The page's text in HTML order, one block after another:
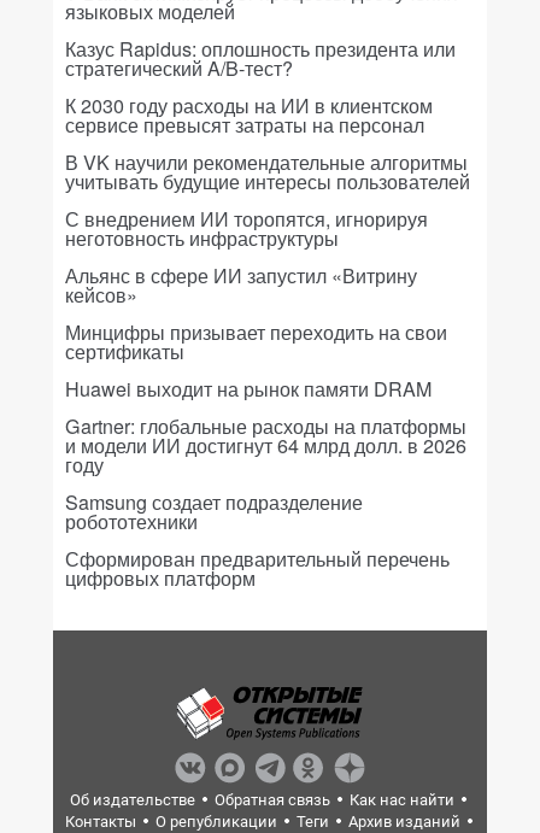
языковых моделей
Казус Rapidus: оплошность президента или
стратегический A/B-тест?
К 2030 году расходы на ИИ в клиентском
сервисе превысят затраты на персонал
В VK научили рекомендательные алгоритмы
учитывать будущие интересы пользователей
С внедрением ИИ торопятся, игнорируя
неготовность инфраструктуры
Альянс в сфере ИИ запустил «Витрину
кейсов»
Минцифры призывает переходить на свои
сертификаты
Huawei выходит на рынок памяти DRAM
Gartner: глобальные расходы на платформы
и модели ИИ достигнут 64 млрд долл. в 2026
году
Samsung создает подразделение
робототехники
Сформирован предварительный перечень
цифровых платформ
Об издательстве Обратная связь
Как нас найти
Контакты
О републикации Теги
Архив изданий